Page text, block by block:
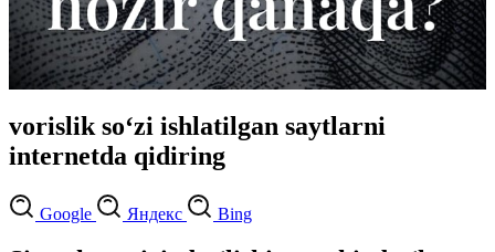
vorislik so‘zi ishlatilgan saytlarni
internetda qidiring
Google Яндекс Bing